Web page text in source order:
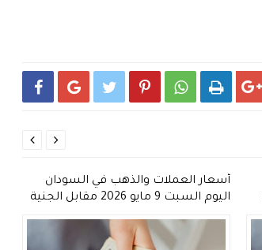
     
أسعار العملات والذهب في السودان
اليوم السبت 9 مايو 2026 مقابل الجنية

